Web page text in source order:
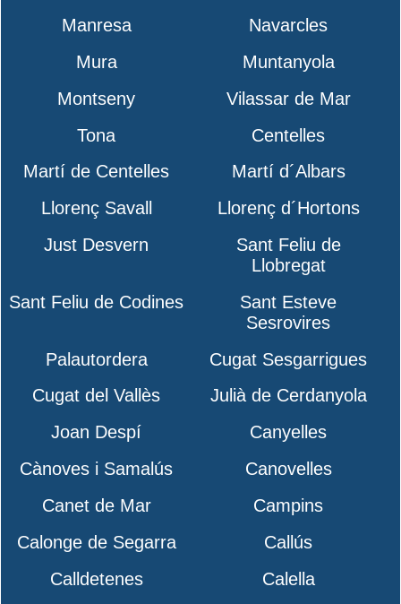
Manresa
Navarcles
Mura
Muntanyola
Montseny
Vilassar de Mar
Tona
Centelles
Martí de Centelles
Martí d´Albars
Llorenç Savall
Llorenç d´Hortons
Just Desvern
Sant Feliu de
Llobregat
Sant Feliu de Codines
Sant Esteve
Sesrovires
Palautordera
Cugat Sesgarrigues
Cugat del Vallès
Julià de Cerdanyola
Joan Despí
Canyelles
Cànoves i Samalús
Canovelles
Canet de Mar
Campins
Calonge de Segarra
Callús
Calldetenes
Calella